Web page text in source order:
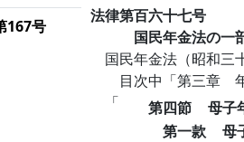
167号
法律第百六十七号
国民年金法の一
国民年金法（昭和三
目次中「第三章
「
第四節
母子
第一款
母